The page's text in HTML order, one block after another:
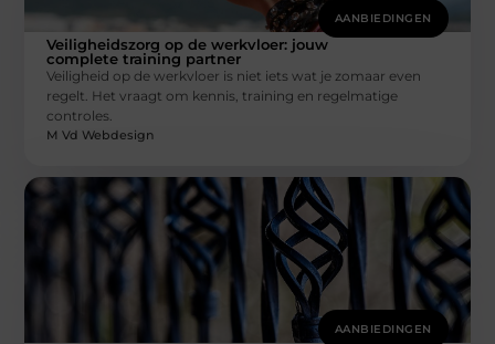
AANBIEDINGEN
Veiligheidszorg op de werkvloer: jouw
complete training partner
Veiligheid op de werkvloer is niet iets wat je zomaar even
regelt. Het vraagt om kennis, training en regelmatige
controles.
M Vd Webdesign
AANBIEDINGEN